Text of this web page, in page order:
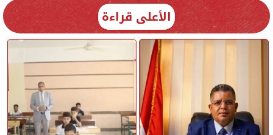
الأعلى قراءة